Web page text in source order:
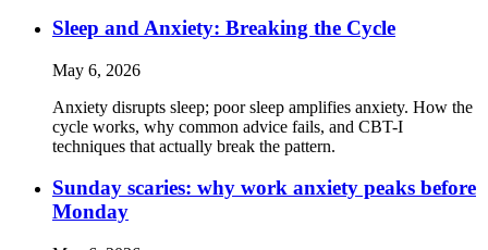
Sleep and Anxiety: Breaking the Cycle
May 6, 2026
Anxiety disrupts sleep; poor sleep amplifies anxiety. How the
cycle works, why common advice fails, and CBT-I
techniques that actually break the pattern.
Sunday scaries: why work anxiety peaks before
Monday